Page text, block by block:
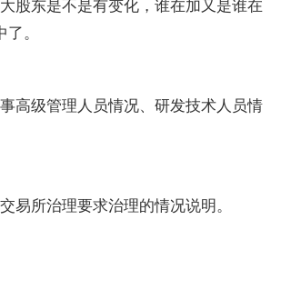
股东是不是有变化，谁在加又是谁在
。
高级管理人员情况、研发技术人员情
易所治理要求治理的情况说明。